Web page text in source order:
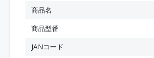
商品名
商品型番
JANコード